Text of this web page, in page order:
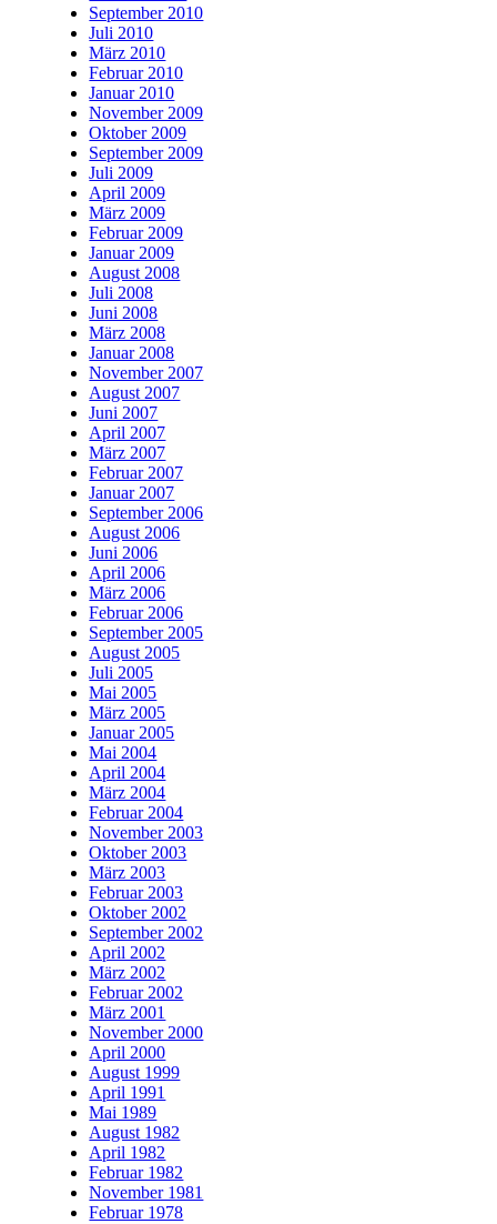
September 2010
Juli 2010
März 2010
Februar 2010
Januar 2010
November 2009
Oktober 2009
September 2009
Juli 2009
April 2009
März 2009
Februar 2009
Januar 2009
August 2008
Juli 2008
Juni 2008
März 2008
Januar 2008
November 2007
August 2007
Juni 2007
April 2007
März 2007
Februar 2007
Januar 2007
September 2006
August 2006
Juni 2006
April 2006
März 2006
Februar 2006
September 2005
August 2005
Juli 2005
Mai 2005
März 2005
Januar 2005
Mai 2004
April 2004
März 2004
Februar 2004
November 2003
Oktober 2003
März 2003
Februar 2003
Oktober 2002
September 2002
April 2002
März 2002
Februar 2002
März 2001
November 2000
April 2000
August 1999
April 1991
Mai 1989
August 1982
April 1982
Februar 1982
November 1981
Februar 1978